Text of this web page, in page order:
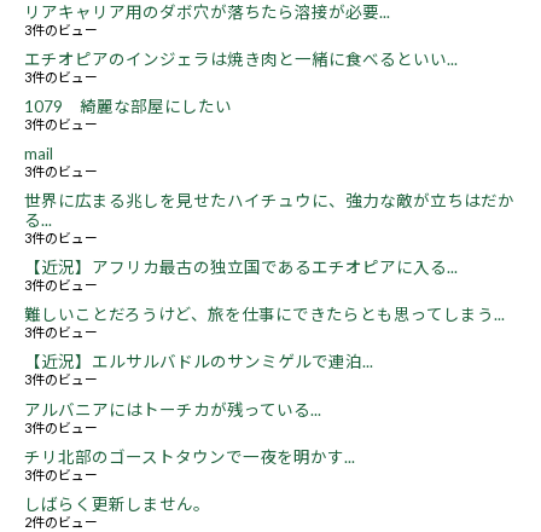
リアキャリア用のダボ穴が落ちたら溶接が必要...
3件のビュー
エチオピアのインジェラは焼き肉と一緒に食べるといい...
3件のビュー
1079 綺麗な部屋にしたい
3件のビュー
mail
3件のビュー
世界に広まる兆しを見せたハイチュウに、強力な敵が立ちはだか
る...
3件のビュー
【近況】アフリカ最古の独立国であるエチオピアに入る...
3件のビュー
難しいことだろうけど、旅を仕事にできたらとも思ってしまう...
3件のビュー
【近況】エルサルバドルのサンミゲルで連泊...
3件のビュー
アルバニアにはトーチカが残っている...
3件のビュー
チリ北部のゴーストタウンで一夜を明かす...
3件のビュー
しばらく更新しません。
2件のビュー